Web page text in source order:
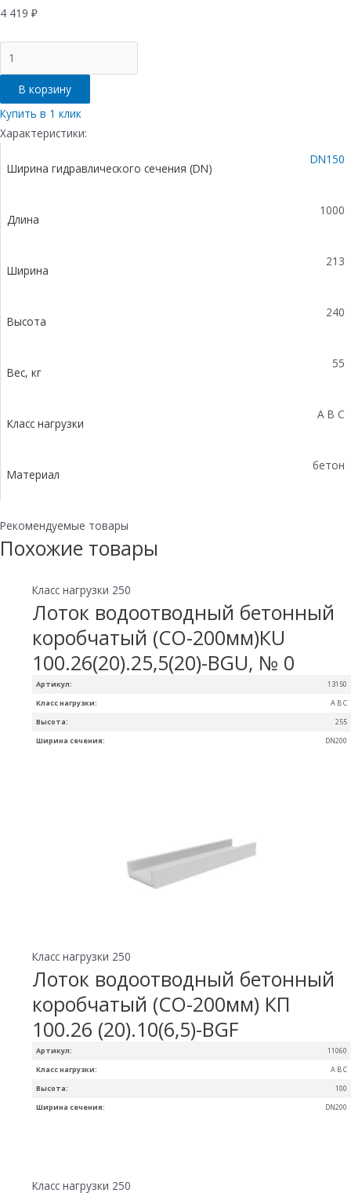
4 419 ₽
товара
Лоток
водоотводный
бетонный
коробчатый
(СО-150мм),
водосливом
(15).24(20)
№
В корзину
Купить в 1 клик
Характеристики:
Ширина гидравлического сечения (DN)
DN150
Длина
1000
Ширина
213
Высота
240
Вес, кг
55
Класс нагрузки
A B C
Материал
бетон
Рекомендуемые товары
Похожие товары
Артикул: 13150
Ширина сечения: DN200
Высота: 255
Класс нагрузки: A B C
Класс нагрузки 250
Лоток водоотводный бетонный
коробчатый (СО-200мм)КU
100.26(20).25,5(20)-BGU, № 0
Артикул: 11060
Ширина сечения: DN200
Высота: 100
Класс нагрузки: A B C
Класс нагрузки 250
Лоток водоотводный бетонный
коробчатый (СО-200мм) КП
100.26 (20).10(6,5)-BGF
Класс нагрузки 250